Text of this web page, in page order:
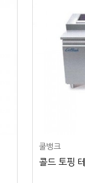
쿨뱅크
콜드 토핑